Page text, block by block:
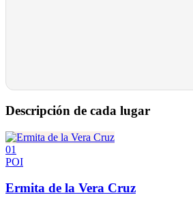
Descripción de cada lugar
01
POI
Ermita de la Vera Cruz